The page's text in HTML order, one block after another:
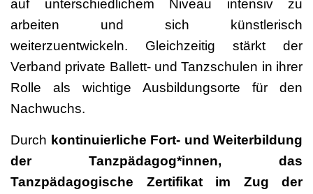
auf unterschiedlichem Niveau intensiv zu
arbeiten und sich künstlerisch
weiterzuentwickeln. Gleichzeitig stärkt der
Verband private Ballett- und Tanzschulen in ihrer
Rolle als wichtige Ausbildungsorte für den
Nachwuchs.
Durch kontinuierliche Fort- und Weiterbildung
der Tanzpädagog*innen, das
Tanzpädagogische Zertifikat im Zug der